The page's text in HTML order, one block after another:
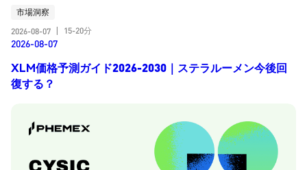
市場洞察
2026-08-07
15-20分
2026-08-07
XLM価格予測ガイド2026-2030｜ステラルーメン今後回
復する？